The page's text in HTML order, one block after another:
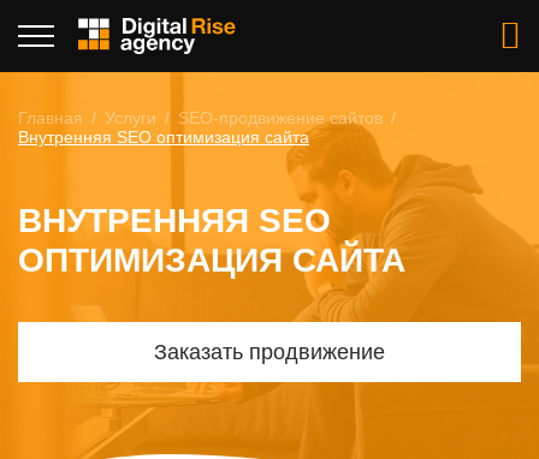
Главная Услуги
SEO-продвижение сайтов
Внутренняя SEO оптимизация сайта
ВНУТРЕННЯЯ SEO
ОПТИМИЗАЦИЯ САЙТА
Заказать продвижение